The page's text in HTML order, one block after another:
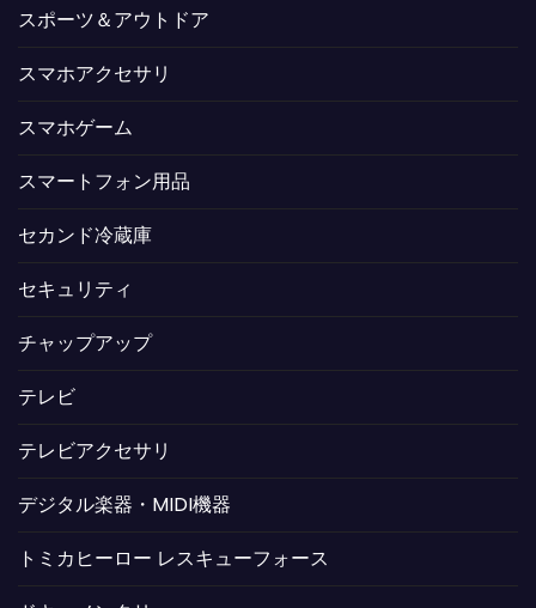
スポーツ＆アウトドア
スマホアクセサリ
スマホゲーム
スマートフォン用品
セカンド冷蔵庫
セキュリティ
チャップアップ
テレビ
テレビアクセサリ
デジタル楽器・MIDI機器
トミカヒーロー レスキューフォース